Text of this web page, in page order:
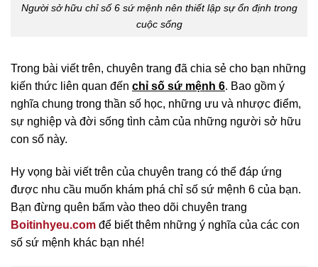
Người sở hữu chỉ số 6 sứ mệnh nên thiết lập sự ổn định trong
cuộc sống
Trong bài viết trên, chuyên trang đã chia sẻ cho bạn những
kiến thức liên quan đến chỉ số sứ mệnh 6. Bao gồm ý
nghĩa chung trong thần số học, những ưu và nhược điểm,
sự nghiệp và đời sống tình cảm của những người sở hữu
con số này.
Hy vọng bài viết trên của chuyên trang có thể đáp ứng
được nhu cầu muốn khám phá chỉ số sứ mệnh 6 của bạn.
Bạn đừng quên bấm vào theo dõi chuyên trang
Boitinhyeu.com để biết thêm những ý nghĩa của các con
số sứ mệnh khác bạn nhé!